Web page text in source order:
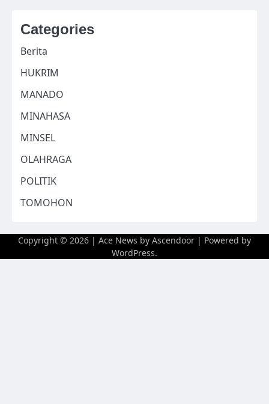
Categories
Berita
HUKRIM
MANADO
MINAHASA
MINSEL
OLAHRAGA
POLITIK
TOMOHON
Copyright © 2026 | Ace News by Ascendoor | Powered by
WordPress.